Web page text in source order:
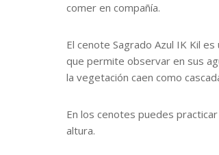
comer en compañía.
El cenote Sagrado Azul IK Kil
que permite observar en sus
la vegetación caen como
En los cenotes puedes
altura.